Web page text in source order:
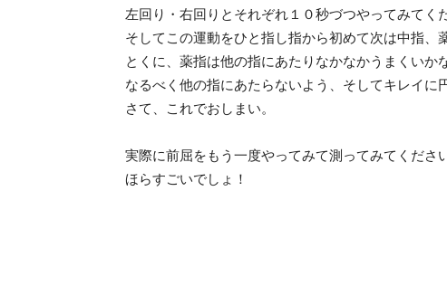
左回り・右回りとそれぞれ１０秒づつやってみてく
そしてこの運動をひと指し指から初めて次は中指、
とくに、薬指は他の指にあたりなかなかうまくいか
なるべく他の指にあたらないよう、そしてキレイに
さて、これでおしまい。
実際に前屈をもう一度やってみて測ってみてください
ほらすごいでしょ！